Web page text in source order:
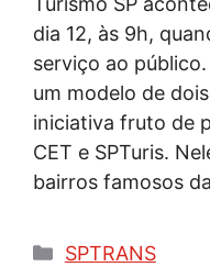
dia 12, às 9h,
serviço ao
um modelo de
iniciativa fruto de
CET e SPTuris.
bairros famosos
Categorias
SPTRANS